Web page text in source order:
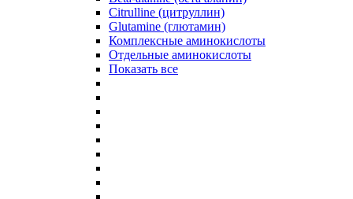
Citrulline (цитруллин)
Glutamine (глютамин)
Комплексные аминокислоты
Отдельные аминокислоты
Показать все